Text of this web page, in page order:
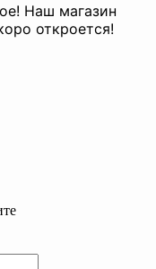
Наш магазин
откроется!